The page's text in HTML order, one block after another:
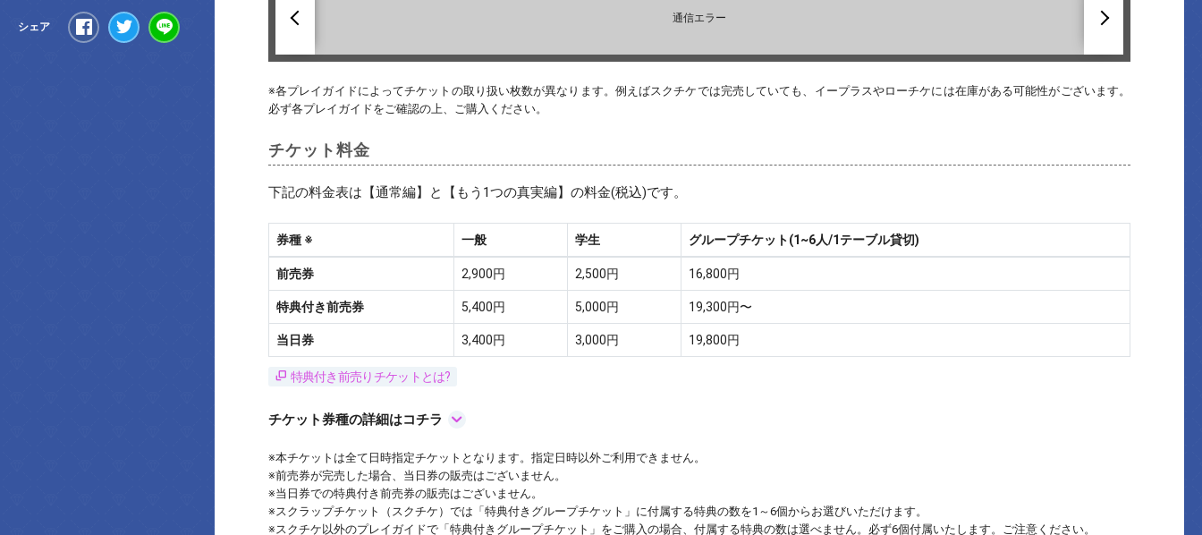
シェア Share TweetLINE
通信エラー
※各プレイガイドによってチケットの取り扱い枚数が異なります。例えばスクチケでは完売していても、イープラスやローチケには在庫がある可能性がございます。
必ず各プレイガイドをご確認の上、ご購入ください。
チケット料金
下記の料金表は【通常編】と【もう1つの真実編】の料金(税込)です。
券種 ※ 一般 学生 グループチケット(1~6人/1テーブル貸切)
前売券 2,900円 2,500円 16,800円
特典付き前売券 5,400円 5,000円 19,300円〜
当日券 3,400円 3,000円 19,800円
特典付き前売りチケットとは?
チケット券種の詳細はコチラ
※本チケットは全て日時指定チケットとなります。指定日時以外ご利用できません。
※前売券が完売した場合、当日券の販売はございません。
※当日券での特典付き前売券の販売はございません。
※スクラップチケット（スクチケ）では「特典付きグループチケット」に付属する特典の数を1～6個からお選びいただけます。
※スクチケ以外のプレイガイドで「特典付きグループチケット」をご購入の場合、付属する特典の数は選べません。必ず6個付属いたします。ご注意ください。